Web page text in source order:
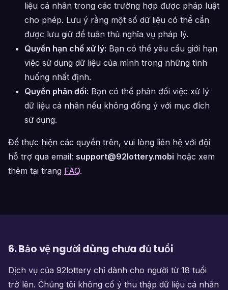
liệu cá nhân trong các trường hợp được pháp luật
cho phép. Lưu ý rằng một số dữ liệu có thể cần
được lưu giữ để tuân thủ nghĩa vụ pháp lý.
Quyền hạn chế xử lý: Bạn có thể yêu cầu giới hạn
việc sử dụng dữ liệu của mình trong những tình
huống nhất định.
Quyền phản đối: Bạn có thể phản đối việc xử lý
dữ liệu cá nhân nếu không đồng ý với mục đích
sử dụng.
Để thực hiện các quyền trên, vui lòng liên hệ với đội
hỗ trợ qua email: support@92lottery.mobi hoặc xem
thêm tại trang FAQ.
6. Bảo vệ người dùng chưa đủ tuổi
Dịch vụ của 92lottery chỉ dành cho người từ 18 tuổi
trở lên. Chúng tôi không cố ý thu thập dữ liệu cá nhân